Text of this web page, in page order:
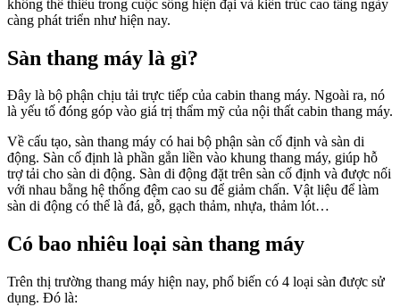
không thể thiếu trong cuộc sống hiện đại và kiến trúc cao tầng ngày
càng phát triển như hiện nay.
Sàn thang máy là gì?
Đây là bộ phận chịu tải trực tiếp của cabin thang máy. Ngoài ra, nó
là yếu tố đóng góp vào giá trị thẩm mỹ của nội thất cabin thang máy.
Về cấu tạo, sàn thang máy có hai bộ phận sàn cố định và sàn di
động. Sàn cố định là phần gắn liền vào khung thang máy, giúp hỗ
trợ tải cho sàn di động. Sàn di động đặt trên sàn cố định và được nối
với nhau bằng hệ thống đệm cao su để giảm chấn. Vật liệu để làm
sàn di động có thể là đá, gỗ, gạch thảm, nhựa, thảm lót…
Có bao nhiêu loại sàn thang máy
Trên thị trường thang máy hiện nay, phổ biến có 4 loại sàn được sử
dụng. Đó là: